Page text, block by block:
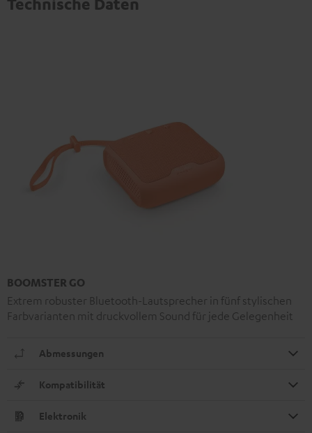
BOOMSTER GO
Extrem robuster Bluetooth-Lautsprecher in fünf stylischen
Farbvarianten mit druckvollem Sound für jede Gelegenheit
Abmessungen
Kompatibilität
Elektronik